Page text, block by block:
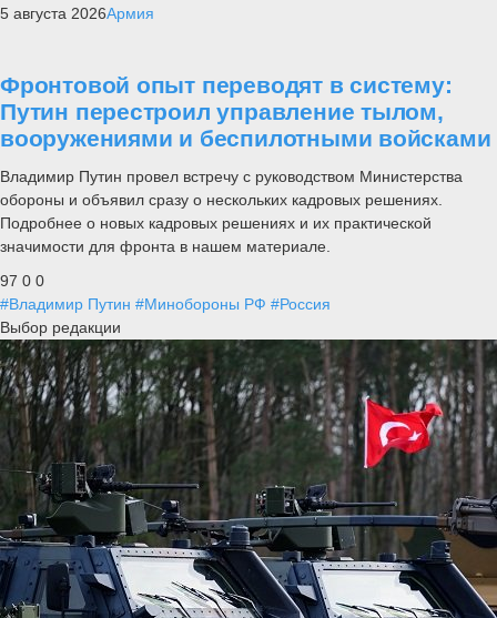
5 августа 2026Армия
Фронтовой опыт переводят в систему:
Путин перестроил управление тылом,
вооружениями и беспилотными войсками
Владимир Путин провел встречу с руководством Министерства
обороны и объявил сразу о нескольких кадровых решениях.
Подробнее о новых кадровых решениях и их практической
значимости для фронта в нашем материале.
97 0 0
#Владимир Путин #Минобороны РФ #Россия
Выбор редакции